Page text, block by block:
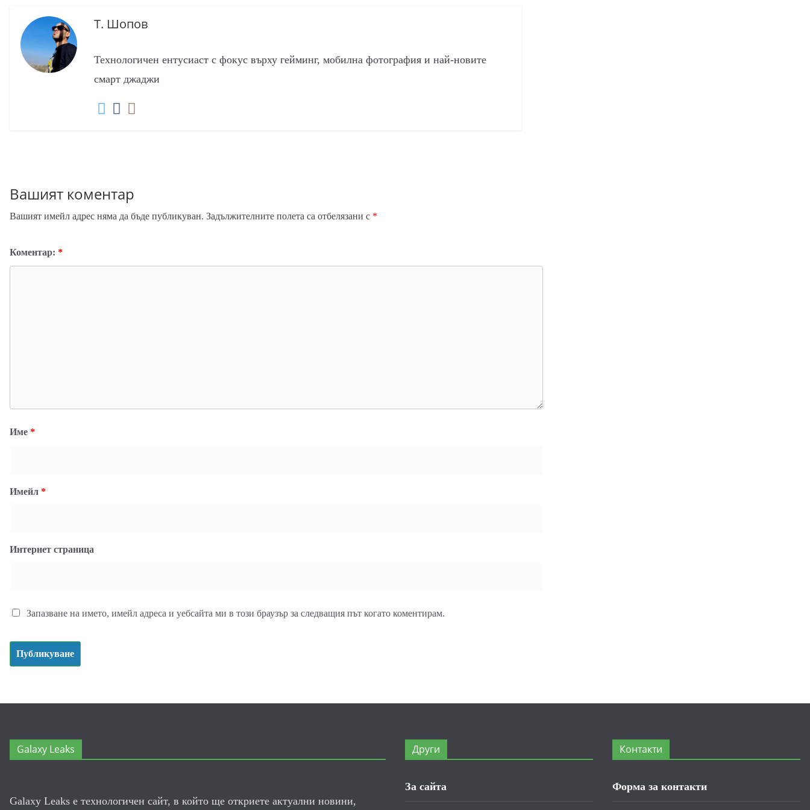
Т. Шопов
Технологичен ентусиаст с фокус върху гейминг, мобилна фотография и най-новите
смарт джаджи
Вашият коментар
Вашият имейл адрес няма да бъде публикуван. Задължителните полета са отбелязани с *
Коментар: *
Име *
Имейл *
Интернет страница
Запазване на името, имейл адреса и уебсайта ми в този браузър за следващия път когато коментирам.
Galaxy Leaks
Galaxy Leaks е технологичен сайт, в който ще откриете актуални новини,
Други
За сайта
Контакти
Форма за контакти